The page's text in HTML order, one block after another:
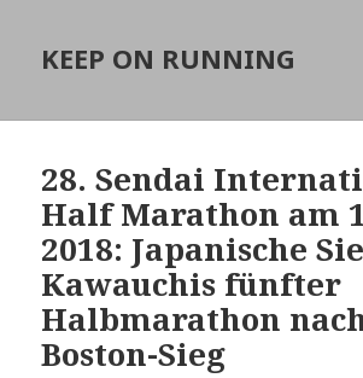
KEEP ON RUNNING
28. Sendai
Half Marathon am
2018: Japanische
Kawauchis fünfter
Halbmarathon
Boston-Sieg